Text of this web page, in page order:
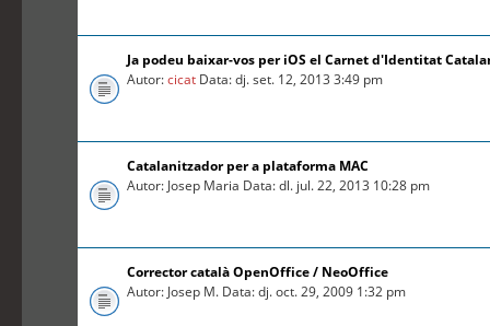
Ja podeu baixar-vos per iOS el Carnet d'Identitat
Autor:cicat Data: dj. set. 12, 2013 3:49 pm
Catalanitzador per a plataforma MAC
Autor: Josep Maria Data: dl. jul. 22, 2013 10:28 pm
Corrector català OpenOffice / NeoOffice
Autor: Josep M. Data: dj. oct. 29, 2009 1:32 pm